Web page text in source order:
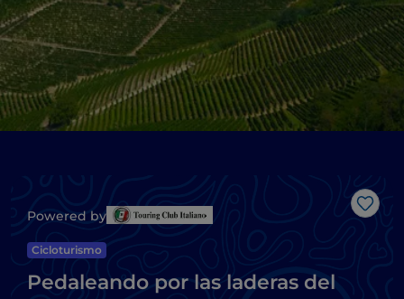
Me
Powered by
Cicloturismo
Pedaleando por las laderas del